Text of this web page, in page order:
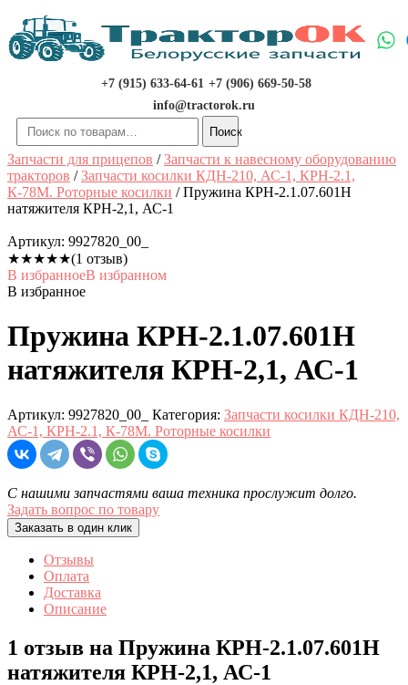
Перейти
содержимому
+7 (915) 633-64-61 +7 (906) 669-50-58
info@tractorok.ru
Искать:
Поиск
Запчасти для прицепов /Запчасти к навесному оборудованию
тракторов /Запчасти косилки КДН-210, АС-1, КРН-2.1,
К-78М. Роторные косилки / Пружина КРН-2.1.07.601Н
натяжителя КРН-2,1, АС-1
Артикул: 9927820_00_
★★★★★(1 отзыв)
В избранноеВ избранном
В избранное
Пружина КРН-2.1.07.601Н
натяжителя КРН-2,1, АС-1
Артикул: 9927820_00_ Категория: Запчасти косилки КДН-210,
АС-1, КРН-2.1, К-78М. Роторные косилки
С нашими запчастями ваша техника прослужит долго.
Задать вопрос по товару
Заказать в один клик
Отзывы
Оплата
Доставка
Описание
1 отзыв на Пружина КРН-2.1.07.601Н
натяжителя КРН-2,1, АС-1